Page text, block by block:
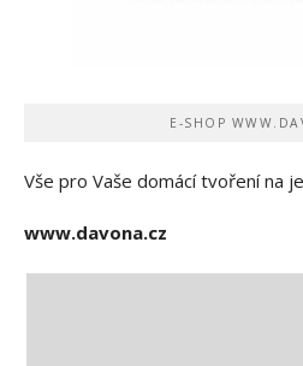
E-SHOP
Vše pro Vaše domácí tvoření na
www.davona.cz